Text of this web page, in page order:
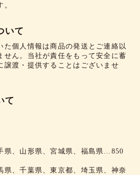
いて
個人情報は商品の発送とご連絡以
せん。当社が責任をもって安全に蓄
譲渡・提供することはございませ
て
県、山形県、宮城県、福島県…850
県、千葉県、東京都、埼玉県、神奈